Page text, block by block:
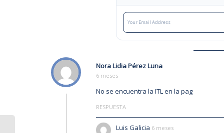
Nora Lidia Pérez Luna
6 meses
No se encuentra la ITL en la pag
RESPUESTA
Luis Galicia 6 meses